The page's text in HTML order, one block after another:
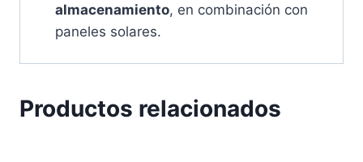
almacenamiento, en combinación con
paneles solares.
Productos relacionados